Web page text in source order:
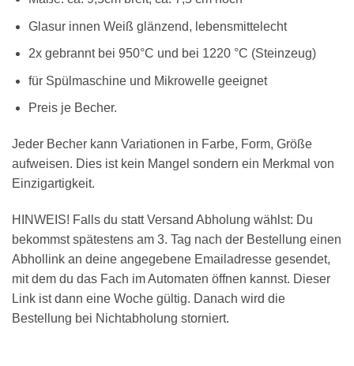
Glasur innen Weiß glänzend, lebensmittelecht
2x gebrannt bei 950°C und bei 1220 °C (Steinzeug)
für Spülmaschine und Mikrowelle geeignet
Preis je Becher.
Jeder Becher kann Variationen in Farbe, Form, Größe
aufweisen. Dies ist kein Mangel sondern ein Merkmal von
Einzigartigkeit.
HINWEIS! Falls du statt Versand Abholung wählst: Du
bekommst spätestens am 3. Tag nach der Bestellung einen
Abhollink an deine angegebene Emailadresse gesendet,
mit dem du das Fach im Automaten öffnen kannst. Dieser
Link ist dann eine Woche gültig. Danach wird die
Bestellung bei Nichtabholung storniert.